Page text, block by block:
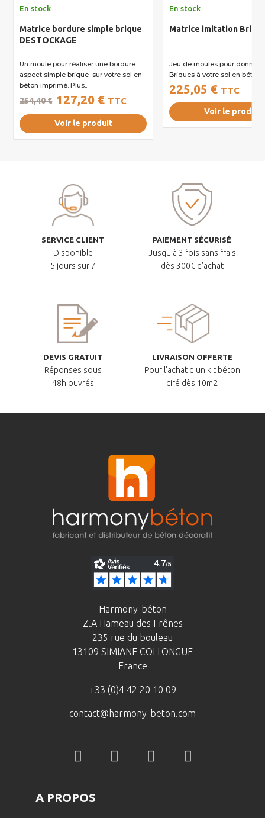
En stock
Matrice bordure simple brique
DESTOCKAGE
Un moule pour réaliser une bordure
aspect simple brique sur votre sol en
béton imprimé. Plus...
127,20 € TTC
254,40 €
Voir le produit
En stock
Matrice imitation
Jeu de moules pour donner
Briques à votre sol en
225,05 € TTC
Voir le produit
SERVICE CLIENT
Disponible
5 jours sur 7
PAIEMENT SÉCURISÉ
Jusqu'à 3 fois sans frais
dès 300€ d'achat
DEVIS GRATUIT
Réponses sous
48h ouvrés
LIVRAISON OFFERTE
Pour l'achat d'un kit béton
ciré dès 10m2
Harmony-béton
Z.A Hameau des Frênes
235 rue du bouleau
13109 SIMIANE COLLONGUE
France
+33 (0)4 42 20 10 09
contact@harmony-beton.com
A PROPOS